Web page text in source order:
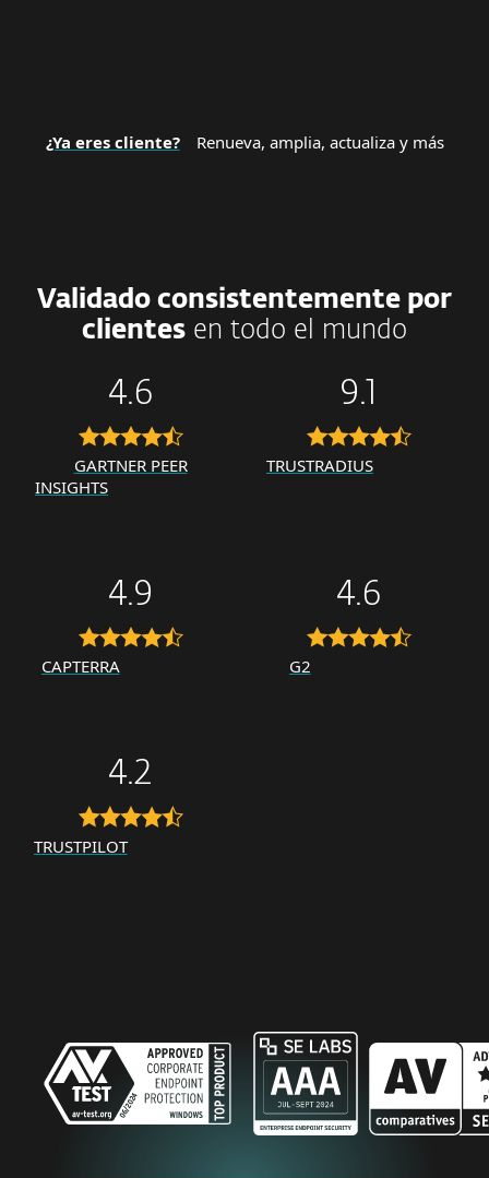
¿Ya eres cliente? Renueva, amplia, actualiza y más
Validado consistentemente por
clientes en todo el mundo
4.6
GARTNER PEER
INSIGHTS
9.1
TRUSTRADIUS
4.9
CAPTERRA
4.6
G2
4.2
TRUSTPILOT